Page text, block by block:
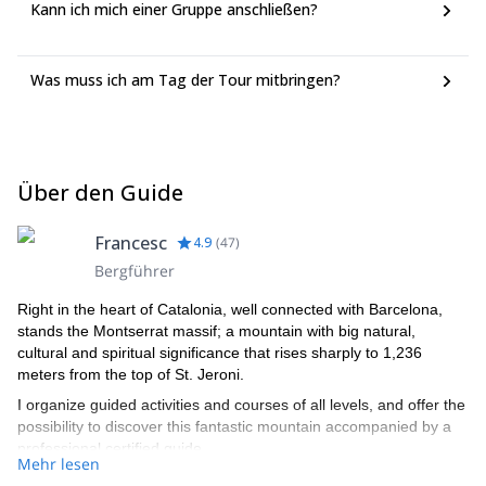
Kann ich mich einer Gruppe anschließen?
Was muss ich am Tag der Tour mitbringen?
Über den Guide
Francesc 4.9 (47)
Bergführer
Right in the heart of Catalonia, well connected with Barcelona,
stands the Montserrat massif; a mountain with big natural,
cultural and spiritual significance that rises sharply to 1,236
meters from the top of St. Jeroni.
I organize guided activities and courses of all levels, and offer the
possibility to discover this fantastic mountain accompanied by a
professional certified guide.
Mehr lesen